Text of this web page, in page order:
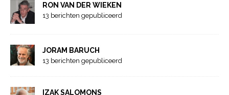
RON VAN DER WIEKEN
13 berichten gepubliceerd
JORAM BARUCH
13 berichten gepubliceerd
IZAK SALOMONS